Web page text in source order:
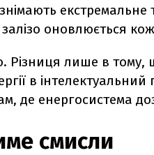
залізо оновлюється
Різниця лише в тому,
в
де енергосистема
смисли